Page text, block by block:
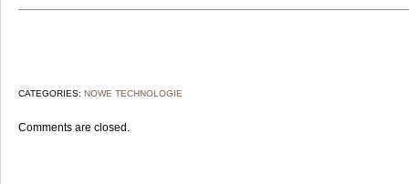
CATEGORIES: NOWE TECHNOLOGIE
Comments are closed.